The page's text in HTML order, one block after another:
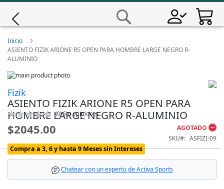
Saltar
Contenido
Inicio
ASIENTO FIZIK ARIONE R5 OPEN PARA HOMBRE LARGE NEGRO R-
ALUMINIO
Skip
the
end
of
the
images
to
the
beginning
of
the
gallery
Fizik
ASIENTO FIZIK ARIONE R5 OPEN PARA
HOMBRE LARGE NEGRO R-ALUMINIO
Calificación:
0% of100
(0)Sin opiniones
$2045.00
AGOTADO
SKU
ASFIZI-09
Compra a 3, 6 y hasta 9 Meses sin Intereses
Chatear con un experto de Activa Sports
Giro
Iscali
Magene
MET